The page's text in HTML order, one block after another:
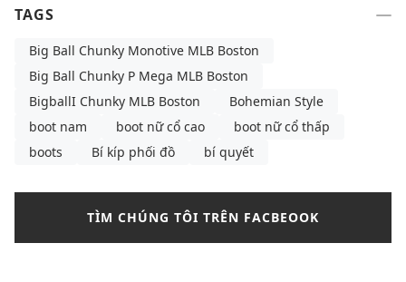
TAGS
Big Ball Chunky Monotive MLB Boston
Big Ball Chunky P Mega MLB Boston
BigballI Chunky MLB Boston
Bohemian Style
boot nam
boot nữ cổ cao
boot nữ cổ thấp
boots
Bí kíp phối đồ bí quyết
TÌM CHÚNG TÔI TRÊN FACBEOOK